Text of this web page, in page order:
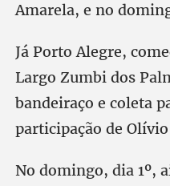
Amarela, e no
Já Porto Alegre,
Largo Zumbi dos
bandeiraço e coleta
participação de Olívio
No domingo, dia 1º,